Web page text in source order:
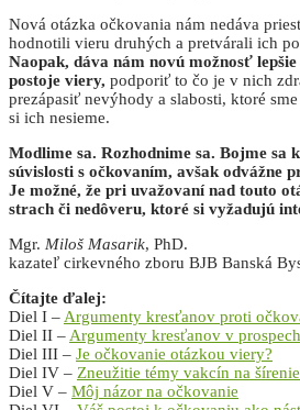
Nová otázka očkovania nám nedáva
hodnotili vieru druhých a pretvárali ich
Naopak, dáva nám novú možnosť
postoje viery, podporiť to čo je v nich
prezápasiť nevýhody a slabosti, ktoré
si ich nesieme.
Modlime sa. Rozhodnime sa. Bojme
súvislosti s očkovaním, avšak odvážne
Je možné, že pri uvažovaní nad touto
strach či nedôveru, ktoré si vyžadujú
Mgr. Miloš Masarik, PhD.
kazateľ cirkevného zboru BJB Banská
Čítajte ďalej:
Diel I – Argumenty kresťanov proti
Diel II – Argumenty kresťanov v
Diel III – Je očkovanie otázkou viery?
Diel IV – Zneužitie témy vakcín na
Diel V – Môj názor na očkovanie